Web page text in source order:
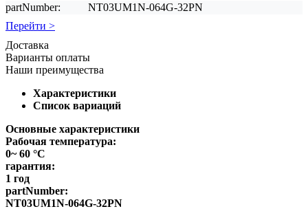
partNumber:
NT03UM1N-064G-32PN
Перейти >
Доставка
Варианты оплаты
Наши преимущества
Характеристики
Список вариаций
Основные характеристики
Рабочая температура:
0~ 60 °C
гарантия:
1 год
partNumber:
NT03UM1N-064G-32PN